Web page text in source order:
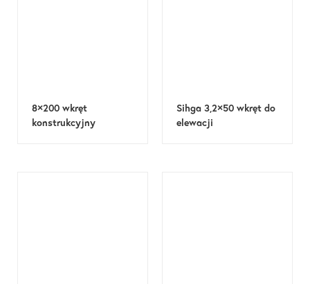
8×200 wkręt
konstrukcyjny
Sihga 3,2×50 wkręt do
elewacji